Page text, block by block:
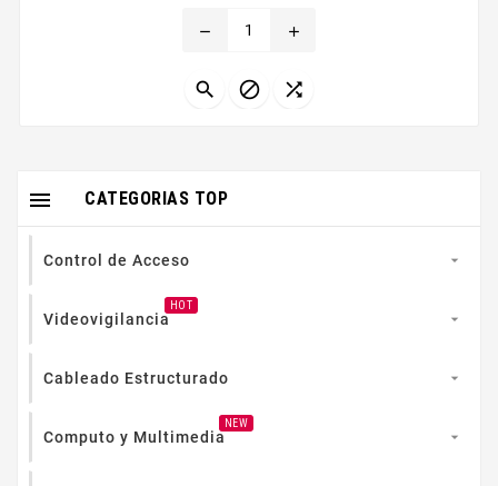
capacidad para manejar múltiples formatos...
remove add
  
CATEGORIAS TOP

Control de Acceso 
Videovigilancia
HOT

Cableado Estructurado 
Computo y Multimedia
NEW
